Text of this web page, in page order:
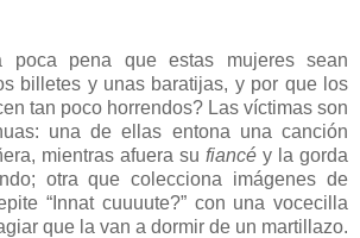
poca pena que estas mujeres sean
billetes y unas baratijas, y por que los
tan poco horrendos? Las víctimas son
una de ellas entona una canción
mientras afuera su fiancé y la gorda
otra que colecciona imágenes de
“Innat cuuuute?” con una vocecilla
que la van a dormir de un martillazo.